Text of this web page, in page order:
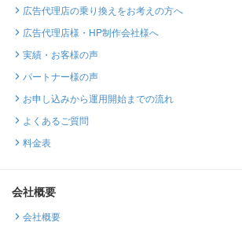
広告代理店の乗り換えをお考えの方へ
広告代理店様・HP制作会社様へ
実績・お客様の声
パートナー様の声
お申し込みから運用開始までの流れ
よくあるご質問
料金表
会社概要
会社概要